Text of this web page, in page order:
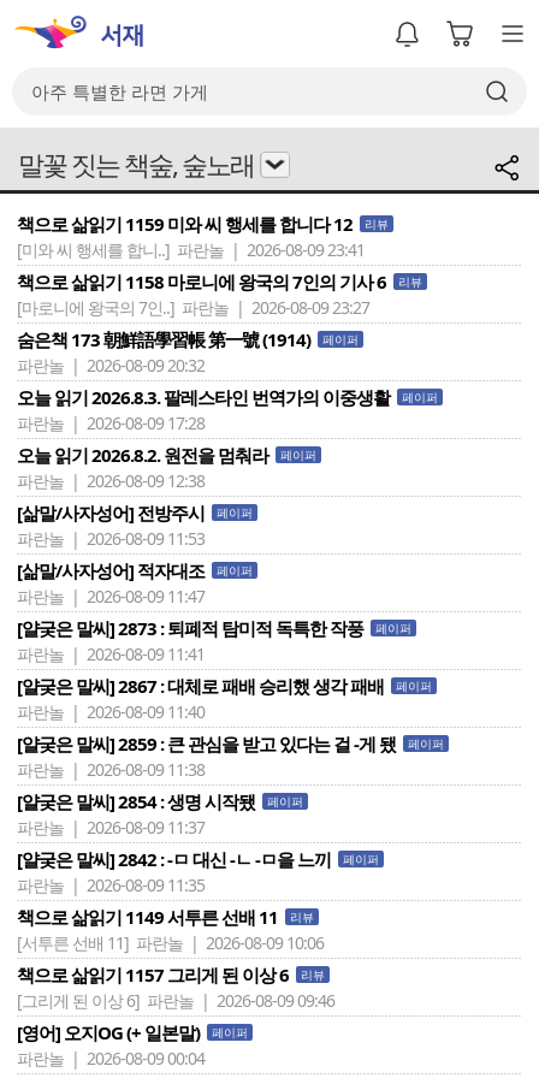
말꽃 짓는 책숲, 숲노래
책으로 삶읽기 1159 미와 씨 행세를 합니다 12 리뷰
[미와 씨 행세를 합니..] 파란놀 | 2026-08-09 23:41
책으로 삶읽기 1158 마로니에 왕국의 7인의 기사 6 리뷰
[마로니에 왕국의 7인..] 파란놀 | 2026-08-09 23:27
숨은책 173 朝鮮語學習帳 第一號 (1914) 페이퍼
파란놀 | 2026-08-09 20:32
오늘 읽기 2026.8.3. 팔레스타인 번역가의 이중생활 페이퍼
파란놀 | 2026-08-09 17:28
오늘 읽기 2026.8.2. 원전을 멈춰라 페이퍼
파란놀 | 2026-08-09 12:38
[삶말/사자성어] 전방주시 페이퍼
파란놀 | 2026-08-09 11:53
[삶말/사자성어] 적자대조 페이퍼
파란놀 | 2026-08-09 11:47
[얄궂은 말씨] 2873 : 퇴폐적 탐미적 독특한 작풍 페이퍼
파란놀 | 2026-08-09 11:41
[얄궂은 말씨] 2867 : 대체로 패배 승리했 생각 패배 페이퍼
파란놀 | 2026-08-09 11:40
[얄궂은 말씨] 2859 : 큰 관심을 받고 있다는 걸 -게 됐 페이퍼
파란놀 | 2026-08-09 11:38
[얄궂은 말씨] 2854 : 생명 시작됐 페이퍼
파란놀 | 2026-08-09 11:37
[얄궂은 말씨] 2842 : -ㅁ 대신 -ㄴ -ㅁ을 느끼 페이퍼
파란놀 | 2026-08-09 11:35
책으로 삶읽기 1149 서투른 선배 11 리뷰
[서투른 선배 11] 파란놀 | 2026-08-09 10:06
책으로 삶읽기 1157 그리게 된 이상 6 리뷰
[그리게 된 이상 6] 파란놀 | 2026-08-09 09:46
[영어] 오지OG (+ 일본말) 페이퍼
파란놀 | 2026-08-09 00:04